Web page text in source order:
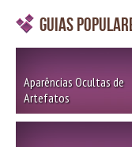
Guias
Aparências Ocultas de
Artefatos